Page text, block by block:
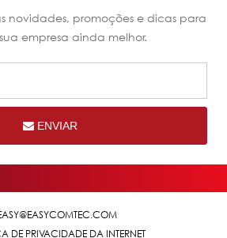
novidades, promoções e dicas para
empresa ainda melhor.
ENVIAR
DE PRIVACIDADE DA INTERNET